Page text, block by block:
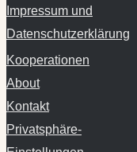
Impressum und
Datenschutzerklärung
Kooperationen
About
Kontakt
Privatsphäre-